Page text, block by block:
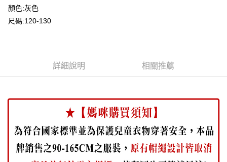
運送方式
全家付款取貨
每筆NT$80，滿NT$2,000(含以上)免運費
每筆NT$80，滿NT$2,000(含以上)免運費
顏色:灰色
尺碼:120-130
詳細說明 相關推薦